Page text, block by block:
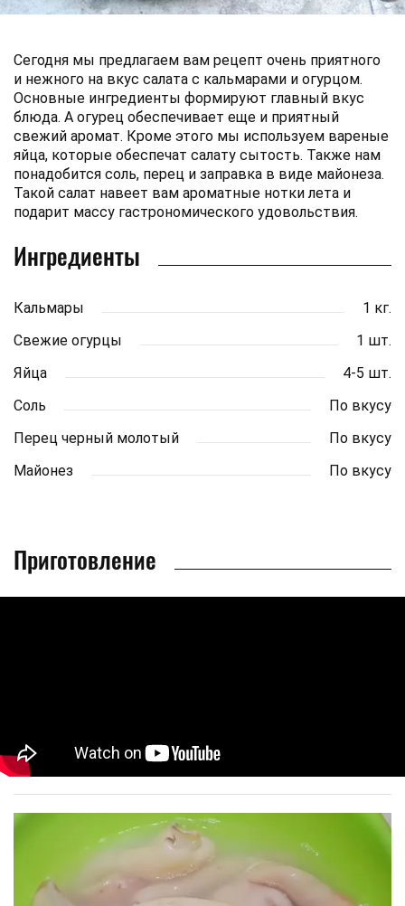
Сегодня мы предлагаем вам рецепт очень приятного
и нежного на вкус салата с кальмарами и огурцом.
Основные ингредиенты формируют главный вкус
блюда. А огурец обеспечивает еще и приятный
свежий аромат. Кроме этого мы используем вареные
яйца, которые обеспечат салату сытость. Также нам
понадобится соль, перец и заправка в виде майонеза.
Такой салат навеет вам ароматные нотки лета и
подарит массу гастрономического удовольствия.
Ингредиенты
Кальмары
1 кг.
Свежие огурцы
1 шт.
Яйца
4-5 шт.
Соль
По вкусу
Перец черный молотый
По вкусу
Майонез
По вкусу
Приготовление